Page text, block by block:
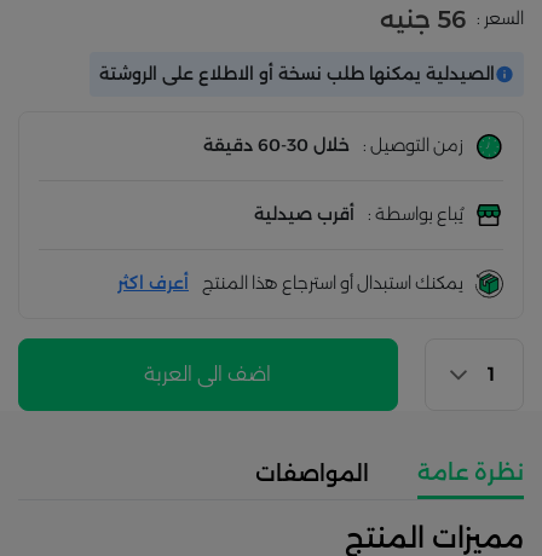
السعر : 56 جنيه
الصيدلية يمكنها طلب نسخة أو الاطلاع على الروشتة
زمن التوصيل : خلال 30-60 دقيقة
يُباع بواسطة : أقرب صيدلية
يمكنك استبدال أو استرجاع هذا المنتج أعرف اكثر
اضف الى العربة
نظرة عامة المواصفات
مميزات المنتج